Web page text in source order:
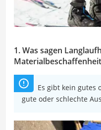
1. Was sagen
Es gibt kein gutes
gute oder schlechte